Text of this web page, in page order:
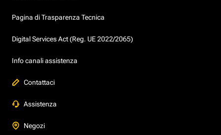
Pagina di Trasparenza Tecnica
Digital Services Act (Reg. UE 2022/2065)
Info canali assistenza
Contattaci
Assistenza
Negozi